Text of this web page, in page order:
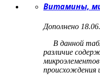
Витамины,
Дополнено
В данной
различие
происхождения